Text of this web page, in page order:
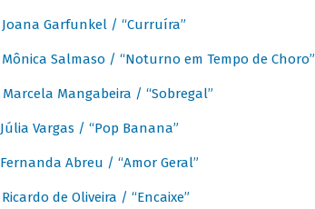
Joana Garfunkel / “Curruíra”
Mônica Salmaso / “Noturno em Tempo de Choro”
Marcela Mangabeira / “Sobregal”
Júlia Vargas / “Pop Banana”
Fernanda Abreu / “Amor Geral”
Ricardo de Oliveira / “Encaixe”